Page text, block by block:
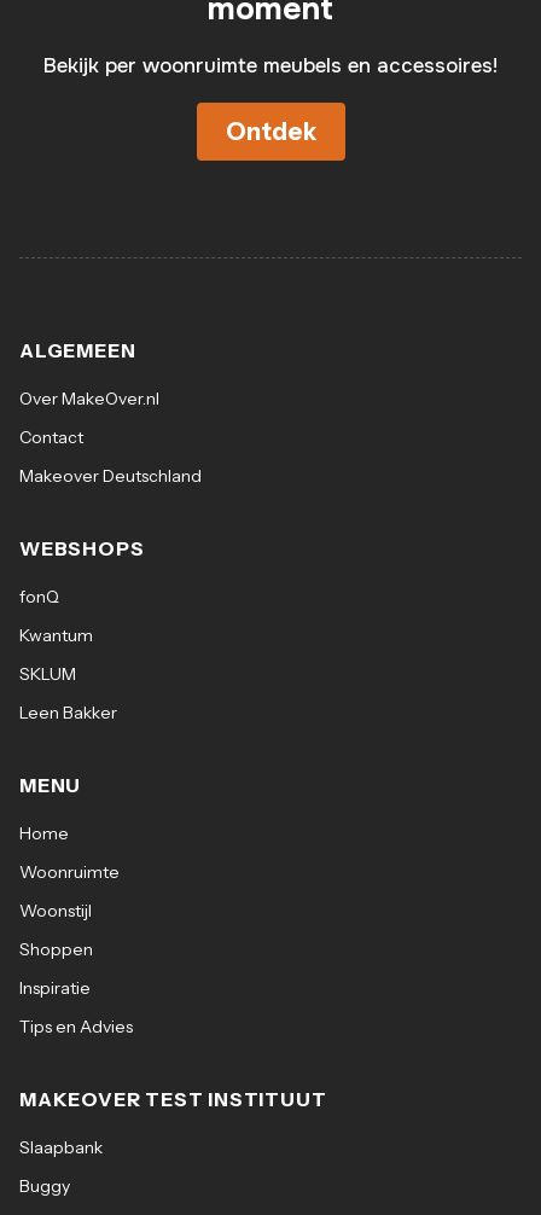
moment
Bekijk per woonruimte meubels en accessoires!
Ontdek
ALGEMEEN
Over MakeOver.nl
Contact
Makeover Deutschland
WEBSHOPS
fonQ
Kwantum
SKLUM
Leen Bakker
MENU
Home
Woonruimte
Woonstijl
Shoppen
Inspiratie
Tips en Advies
MAKEOVER TEST INSTITUUT
Slaapbank
Buggy